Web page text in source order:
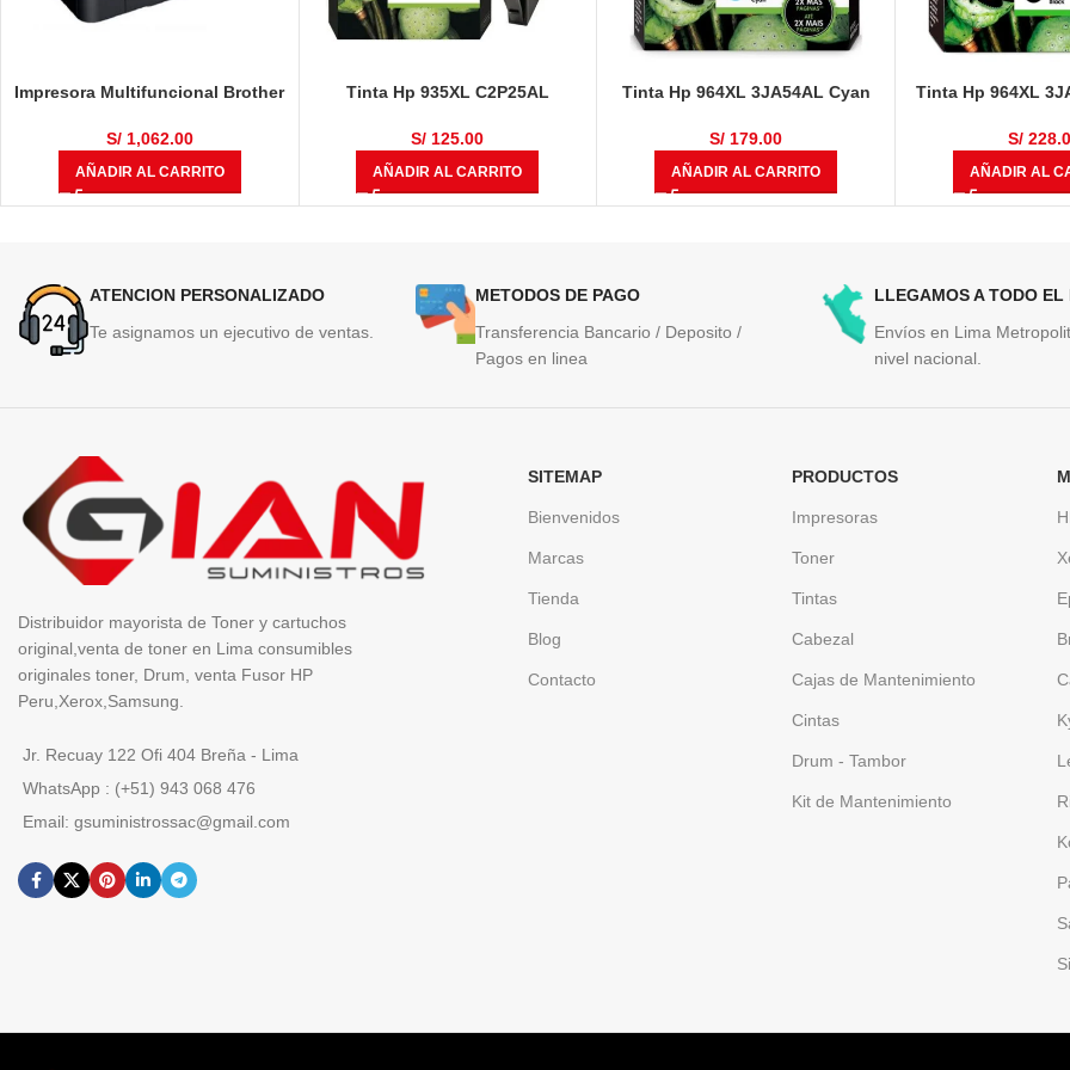
Impresora Multifuncional Brother
S/1,062.00
AÑADIR AL CARRITO
Tinta Hp 935XL C2P25AL
S/ 125.00
AÑADIR AL CARRITO
Tinta Hp 964XL 3JA54AL Cyan
9018, 9020
S/ 179.00
AÑADIR AL CARRITO
Tinta Hp 964XL
9018,
S/
AÑADIR AL
ATENCION PERSONALIZADO
Te asignamos un ejecutivo de ventas.
METODOS DE PAGO
Transferencia Bancario / Deposito /
Pagos en linea
LLEGAMOS A TODO EL
Envíos en Lima
nivel nacional.
Distribuidor mayorista de Toner y cartuchos
original,venta de toner en Lima consumibles
originales toner, Drum, venta Fusor HP
Peru,Xerox,Samsung.
Jr. Recuay 122 Ofi 404 Breña - Lima
WhatsApp : (+51) 943 068 476
Email: gsuministrossac@gmail.com
SITEMAP
Bienvenidos
Marcas
Tienda
Blog
Contacto
PRODUCTOS
Impresoras
Toner
Tintas
Cabezal
Cajas de Mantenimiento
Cintas
Drum - Tambor
Kit de Mantenimiento